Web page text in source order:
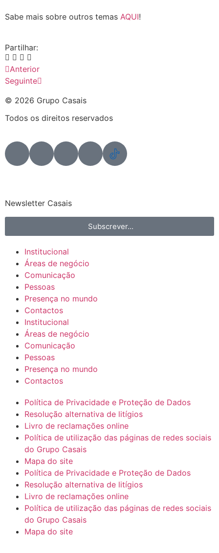
Sabe mais sobre outros temas AQUI!
Partilhar:
Anterior
Seguinte
© 2026 Grupo Casais
Todos os direitos reservados
Newsletter Casais
Subscrever...
Institucional
Áreas de negócio
Comunicação
Pessoas
Presença no mundo
Contactos
Institucional
Áreas de negócio
Comunicação
Pessoas
Presença no mundo
Contactos
Política de Privacidade e Proteção de Dados
Resolução alternativa de litígios
Livro de reclamações online
Política de utilização das páginas de redes sociais
do Grupo Casais
Mapa do site
Política de Privacidade e Proteção de Dados
Resolução alternativa de litígios
Livro de reclamações online
Política de utilização das páginas de redes sociais
do Grupo Casais
Mapa do site